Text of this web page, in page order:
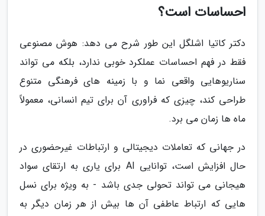
احساسات است؟
دکتر کاتیا اشلگل این طور شرح می دهد: هوش مصنوعی
فقط در فهم احساسات عملکرد خوبی ندارد، بلکه می تواند
سناریوهایی واقعی نما و با زمینه های فرهنگی متنوع
طراحی کند، چیزی که فراوری آن برای تیم انسانی، معمولاً
ماه ها زمان می برد.
در جهانی که تعاملات دیجیتالی و ارتباطات غیرحضوری در
حال افزایش است، توانایی AI برای یاری به ارتقای سواد
هیجانی می تواند تحولی جدی باشد - به ویژه برای نسل
هایی که ارتباط عاطفی آن ها بیش از هر زمان دیگر به